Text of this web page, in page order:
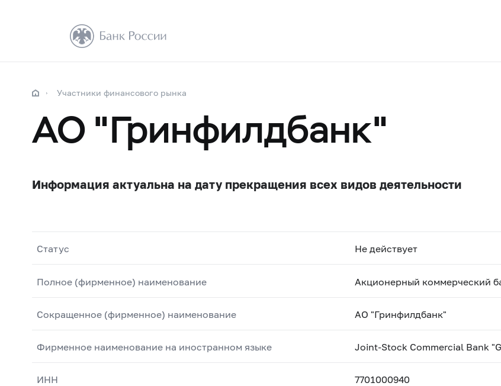
Участники финансового рынка
АО "Гринфилдбанк"
Информация актуальна на дату прекращения всех видов деятельности
Статус Не действует
Полное (фирменное) наименование Акционерный коммерческий
Сокращенное (фирменное) наименование АО "Гринфилдбанк"
Фирменное наименование на иностранном языке Joint-Stock Commercial Bank
ИНН 7701000940